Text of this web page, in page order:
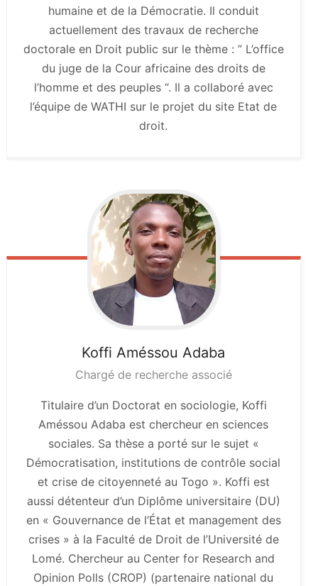
humaine et de la Démocratie. Il conduit
actuellement des travaux de recherche
doctorale en Droit public sur le thème : ” L’office
du juge de la Cour africaine des droits de
l’homme et des peuples “. Il a collaboré avec
l’équipe de WATHI sur le projet du site Etat de
droit.
Koffi Améssou Adaba
Chargé de recherche associé
Titulaire d’un Doctorat en sociologie, Koffi
Améssou Adaba est chercheur en sciences
sociales. Sa thèse a porté sur le sujet «
Démocratisation, institutions de contrôle social
et crise de citoyenneté au Togo ». Koffi est
aussi détenteur d’un Diplôme universitaire (DU)
en « Gouvernance de l’État et management des
crises » à la Faculté de Droit de l’Université de
Lomé. Chercheur au Center for Research and
Opinion Polls (CROP) (partenaire national du